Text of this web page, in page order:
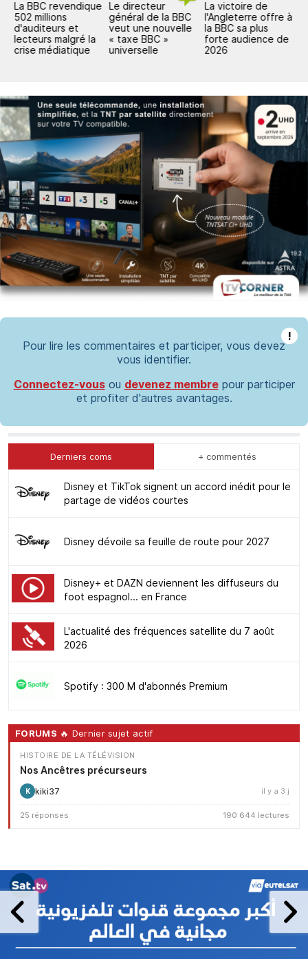
La BBC revendique
502 millions
d'auditeurs et
lecteurs malgré la
crise médiatique
Le directeur
général de la BBC
veut une nouvelle
« taxe BBC »
universelle
La victoire de
l'Angleterre offre à
la BBC sa plus
forte audience de
2026
!
Pour lire les commentaires et participer, vous devez
vous identifier.
Connectez-vousou devenez membrepour participer
et profiter d'autres avantages.
Derniers coms + commentés
Disney et TikTok signent un accord inédit pour le
partage de vidéos courtes
Disney dévoile sa feuille de route pour 2027
Disney+ et DAZN deviennent les diffuseurs du
foot espagnol... en France
L'actualité des fréquences satellite du 7 août
2026
Spotify : 300 M d'abonnés Premium
FORUMS 🔥 Dernier sujet actif
HISTOIRE DE LA TÉLÉVISION
Nos Ancêtres précurseurs
K kiki37 il y a 3 j
25 réponses 190 644 lectures